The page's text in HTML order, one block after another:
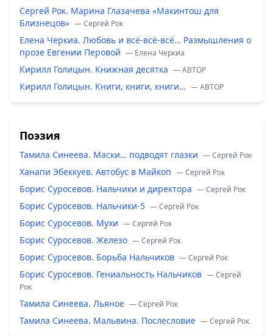
Сергей Рок. Марина Глазачева «Макинтош для
Близнецов» — Сергей Рок
Елена Черкиа. Любовь и всё-всё-всё… Размышления о
прозе Евгении Перовой — Елена Черкиа
Кирилл Голицын. Книжная десятка — ABTOP
Кирилл Голицын. Книги, книги, книги… — ABTOP
Поэзия
Тамила Синеева. Маски… подводят глазки — Сергей Рок
Ханапи Эбеккуев. Автобус в Майкоп — Сергей Рок
Борис Суросевов. Нальчики и директора — Сергей Рок
Борис Суросевов. Нальчики-5 — Сергей Рок
Борис Суросевов. Мухи — Сергей Рок
Борис Суросевов. Железо — Сергей Рок
Борис Суросевов. Борьба Нальчиков — Сергей Рок
Борис Суросевов. Гениальность Нальчиков — Сергей
Рок
Тамила Синеева. Льяное — Сергей Рок
Тамила Синеева. Мальвина. Послесловие — Сергей Рок